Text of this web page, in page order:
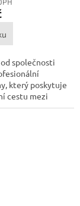
společnosti
který poskytuje
cestu mezi